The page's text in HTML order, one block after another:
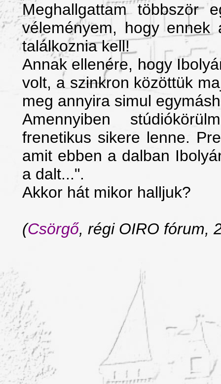
Meghallgattam
véleményem, hogy
találkoznia kell!
Annak ellenére, hogy
volt, a szinkron közöttük
meg annyira simul
Amennyiben
frenetikus sikere lenne.
amit ebben a dalban
a dalt...".
Akkor hát mikor halljuk?
(Csörgő, régi OIRO fórum,